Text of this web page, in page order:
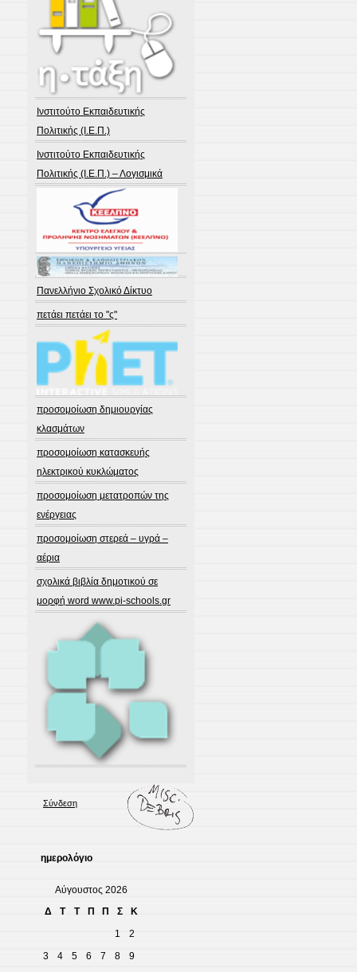
Ινστιτούτο Εκπαιδευτικής
Πολιτικής (Ι.Ε.Π.)
Ινστιτούτο Εκπαιδευτικής
Πολιτικής (Ι.Ε.Π.) – Λογισμικά
Πανελλήνιο Σχολικό Δίκτυο
πετάει πετάει το "ς"
προσομοίωση δημιουργίας
κλασμάτων
προσομοίωση κατασκευής
ηλεκτρικού κυκλώματος
προσομοίωση μετατροπών της
ενέργειας
προσομοίωση στερεά – υγρά –
αέρια
σχολικά βιβλία δημοτικού σε
μορφή word www.pi-schools.gr
Σύνδεση
ημερολόγιο
Αύγουστος 2026
Δ
Τ Τ Π Π Σ
Κ
1
2
3
4 5 6 7 8 9